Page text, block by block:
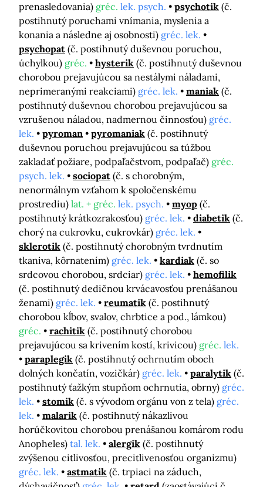
prenasledovania) gréc. lek. psych. psychotik (č.
postihnutý poruchami vnímania, myslenia a
konania a následne aj osobnosti) gréc. lek.
psychopat (č. postihnutý duševnou poruchou,
úchylkou) gréc. hysterik (č. postihnutý duševnou
chorobou prejavujúcou sa nestálymi náladami,
neprimeranými reakciami) gréc. lek. maniak (č.
postihnutý duševnou chorobou prejavujúcou sa
vzrušenou náladou, nadmernou činnosťou) gréc.
lek.
pyroman pyromaniak (č. postihnutý
duševnou poruchou prejavujúcou sa túžbou
zakladať požiare, podpaľačstvom, podpaľač) gréc.
psych. lek.
sociopat (č. s chorobným,
nenormálnym vzťahom k spoločenskému
prostrediu) lat. + gréc. lek. psych. myop (č.
postihnutý krátkozrakosťou) gréc. lek. diabetik (č.
chorý na cukrovku, cukrovkár) gréc. lek.
sklerotik (č. postihnutý chorobným tvrdnutím
tkaniva, kôrnatením) gréc. lek. kardiak (č. so
srdcovou chorobou, srdciar) gréc. lek.
hemofilik
(č. postihnutý dedičnou krvácavosťou prenášanou
ženami) gréc. lek. reumatik (č. postihnutý
chorobou kĺbov, svalov, chrbtice a pod., lámkou)
gréc.
rachitik (č. postihnutý chorobou
prejavujúcou sa krivením kostí, krivicou) gréc. lek.
paraplegik (č. postihnutý ochrnutím oboch
dolných končatín, vozičkár) gréc. lek. paralytik (č.
postihnutý ťažkým stupňom ochrnutia, obrny) gréc.
lek.
stomik (č. s vývodom orgánu von z tela) gréc.
lek.
malarik (č. postihnutý nákazlivou
horúčkovitou chorobou prenášanou komárom rodu
Anopheles) tal. lek. alergik (č. postihnutý
zvýšenou citlivosťou, precitlivenosťou organizmu)
gréc. lek.
astmatik (č. trpiaci na záduch,